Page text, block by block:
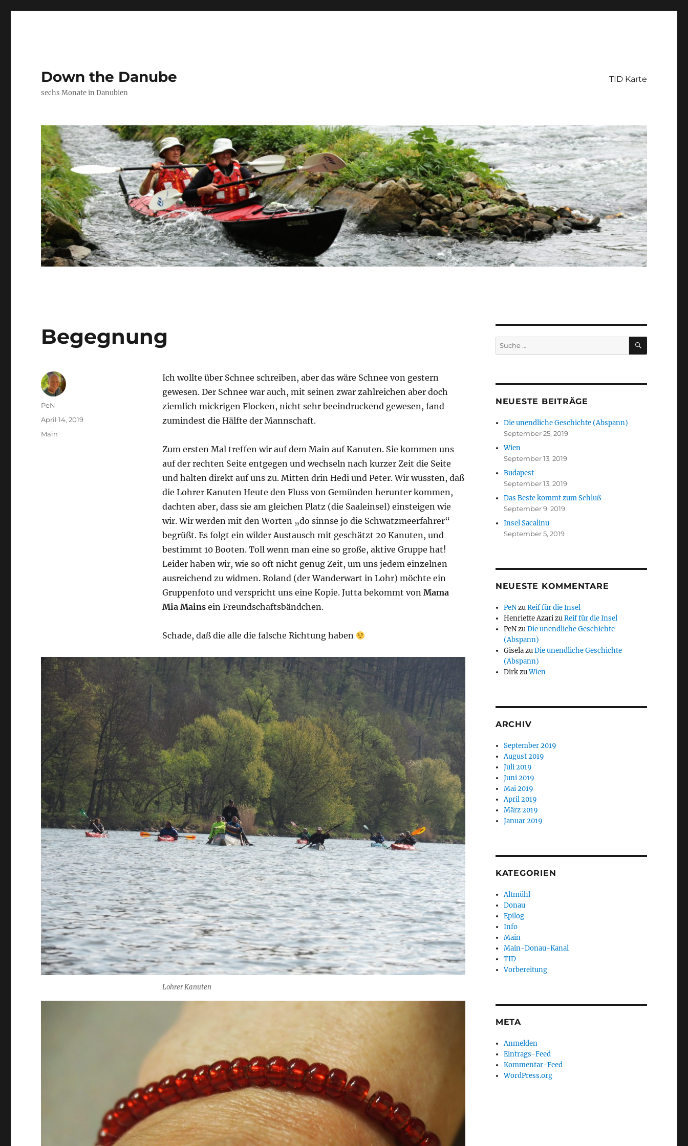
Down the Danube
sechs Monate in Danubien
TID Karte
Begegnung
Ich wollte über Schnee schreiben, aber das wäre Schnee von gestern
gewesen. Der Schnee war auch, mit seinen zwar zahlreichen aber doch
ziemlich mickrigen Flocken, nicht sehr beeindruckend gewesen, fand
zumindest die Hälfte der Mannschaft.
Zum ersten Mal treffen wir auf dem Main auf Kanuten. Sie kommen uns
auf der rechten Seite entgegen und wechseln nach kurzer Zeit die Seite
und halten direkt auf uns zu. Mitten drin Hedi und Peter. Wir wussten, daß
die Lohrer Kanuten Heute den Fluss von Gemünden herunter kommen,
dachten aber, dass sie am gleichen Platz (die Saaleinsel) einsteigen wie
wir. Wir werden mit den Worten „do sinnse jo die Schwatzmeerfahrer“
begrüßt. Es folgt ein wilder Austausch mit geschätzt 20 Kanuten, und
bestimmt 10 Booten. Toll wenn man eine so große, aktive Gruppe hat!
Leider haben wir, wie so oft nicht genug Zeit, um uns jedem einzelnen
ausreichend zu widmen. Roland (der Wanderwart in Lohr) möchte ein
Gruppenfoto und verspricht uns eine Kopie. Jutta bekommt von Mama
Mia Mainsein Freundschaftsbändchen.
Schade, daß die alle die falsche Richtung haben
Lohrer Kanuten
Autor
PeN
Veröffentlicht
am
April 14, 2019
Kategorien
Main
Suche
nach:
SUCHEN
NEUESTE BEITRÄGE
Die unendliche Geschichte (Abspann)
September 25, 2019
Wien
September 13, 2019
Budapest
September 13, 2019
Das Beste kommt zum Schluß
September 9, 2019
Insel Sacalinu
September 5, 2019
NEUESTE KOMMENTARE
PeNzuReif für die Insel
Henriette AzarizuReif für die Insel
PeNzuDie unendliche Geschichte
(Abspann)
GiselazuDie unendliche Geschichte
(Abspann)
DirkzuWien
ARCHIV
September 2019
August 2019
Juli 2019
Juni 2019
Mai 2019
April 2019
März 2019
Januar 2019
KATEGORIEN
Altmühl
Donau
Epilog
Info
Main
Main-Donau-Kanal
TID
Vorbereitung
META
Anmelden
Eintrags-Feed
Kommentar-Feed
WordPress.org